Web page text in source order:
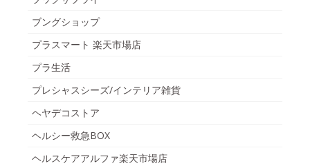
ブングショップ
プラスマート 楽天市場店
プラ生活
プレシャスシーズ/インテリア雑貨
ヘヤデコストア
ヘルシー救急BOX
ヘルスケアアルファ楽天市場店